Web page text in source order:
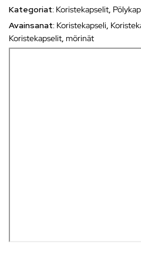
Kategoriat: Koristekapselit,
Avainsanat: Koristekapseli,
Koristekapselit, mörinät